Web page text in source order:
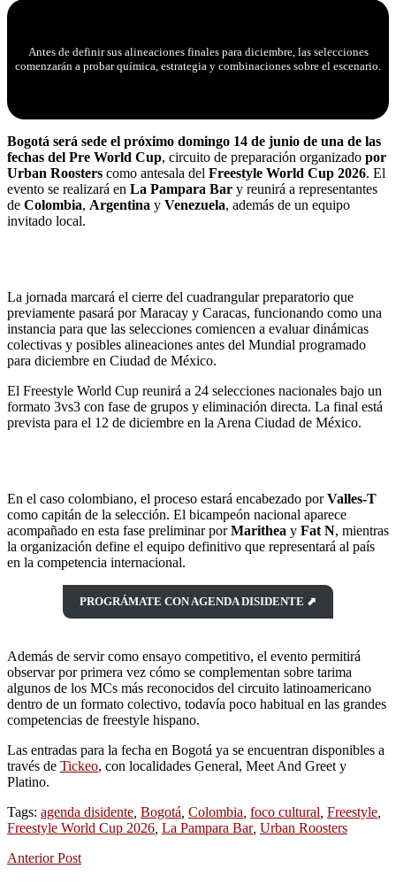
Antes de definir sus alineaciones finales para diciembre, las selecciones
comenzarán a probar química, estrategia y combinaciones sobre el escenario.
Bogotá será sede el próximo domingo 14 de junio de una de las
fechas del Pre World Cup, circuito de preparación organizado por
Urban Roosters como antesala del Freestyle World Cup 2026. El
evento se realizará en La Pampara Bar y reunirá a representantes
de Colombia, Argentina y Venezuela, además de un equipo
invitado local.
La jornada marcará el cierre del cuadrangular preparatorio que
previamente pasará por Maracay y Caracas, funcionando como una
instancia para que las selecciones comiencen a evaluar dinámicas
colectivas y posibles alineaciones antes del Mundial programado
para diciembre en Ciudad de México.
El Freestyle World Cup reunirá a 24 selecciones nacionales bajo un
formato 3vs3 con fase de grupos y eliminación directa. La final está
prevista para el 12 de diciembre en la Arena Ciudad de México.
En el caso colombiano, el proceso estará encabezado porValles-T
como capitán de la selección. El bicampeón nacional aparece
acompañado en esta fase preliminar porMarithea y Fat N, mientras
la organización define el equipo definitivo que representará al país
en la competencia internacional.
PROGRÁMATE CON AGENDA DISIDENTE ⬈
Además de servir como ensayo competitivo, el evento permitirá
observar por primera vez cómo se complementan sobre tarima
algunos de los MCs más reconocidos del circuito latinoamericano
dentro de un formato colectivo, todavía poco habitual en las grandes
competencias de freestyle hispano.
Las entradas para la fecha en Bogotá ya se encuentran disponibles a
través de Tickeo, con localidades General, Meet And Greet y
Platino.
Tags: agenda disidente Bogotá Colombia foco cultural Freestyle
Freestyle World Cup 2026 La Pampara Bar, Urban Roosters
Anterior Post